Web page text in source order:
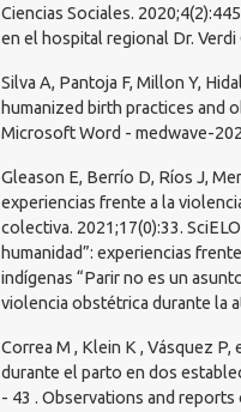
Ciencias Sociales.
en el hospital regional Dr.
Silva A, Pantoja F, Millon Y,
humanized birth practices and
Microsoft Word - medwave-
Gleason E, Berrío D, Ríos J,
experiencias frente a la
colectiva. 2021;17(0):33.
humanidad”: experiencias
indígenas “Parir no es un
violencia obstétrica durante la
Correa M , Klein K , Vásquez
durante el parto en dos
- 43 . Observations and